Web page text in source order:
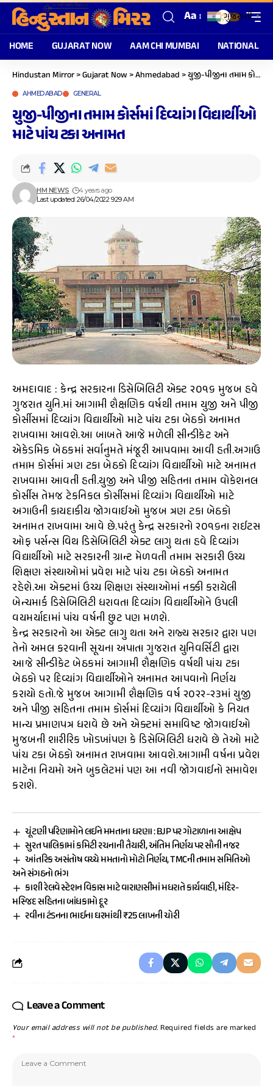
Aa
HOME GUJARAT NOW AAM CHI MUMBAI NATIONAL
Hindustan Mirror>Gujarat Now>Ahmedabad>યુજી-પીજીના તમામ કોર્સમાં દિવ્યાંગ વિદ્યાર્થીઓ માટે પાંચ ટકા અનામત
AHMEDABAD GENERAL
યુજી-પીજીના તમામ કોર્સમાં દિવ્યાંગ વિદ્યાર્થીઓ
માટે પાંચ ટકા અનામત
Last updated: 26/04/2022 9:29 AM
HM NEWS 4 years ago
અમદાવાદ : કેન્દ્ર સરકારના ડિસેબિલિટી એક્ટ ૨૦૧૬ મુજબ હવે
ગુજરાત યુનિ.માં આગામી શૈક્ષણિક વર્ષથી તમામ યુજી અને પીજી
કોર્સીસમાં દિવ્યાંગ વિદ્યાર્થીઓ માટે પાંચ ટકા બેઠકો અનામત
રાખવામા આવશે.આ બાબતે આજે મળેલી સીન્ડીકેટ અને
એકેડમિક બેઠકમાં સર્વાનુમતે મંજૂરી આપવામા આવી હતી.અગાઉ
તમામ કોર્સમાં ત્રણ ટકા બેઠકો દિવ્યાંગ વિદ્યાર્થીઓ માટે અનામત
રાખવામા આવતી હતી.યુજી અને પીજી સહિતના તમામ વોકેશનલ
કોર્સીસ તેમજ ટેકનિકલ કોર્સીસમાં દિવ્યાંગ વિદ્યાર્થીઓ માટે
અગાઉની કાયદાકીય જોગવાઈઓ મુજબ ત્રણ ટકા બેઠકો
અનામત રાખવામા આવે છે.પરંતુ કેન્દ્ર સરકારનો ૨૦૧૬ના રાઈટસ
ઓફ પર્સન્સ વિથ ડિસેબિલિટી એક્ટ લાગુ થતા હવે દિવ્યાંગ
વિદ્યાર્થીઓ માટે સરકારની ગ્રાન્ટ મેળવતી તમામ સરકારી ઉચ્ચ
શિક્ષણ સંસ્થાઓમાં પ્રવેશ માટે પાંચ ટકા બેઠકો અનામત
રહેશે.આ એક્ટમાં ઉચ્ચ શિક્ષણ સંસ્થાઓમાં નક્કી કરાયેલી
બેન્ચમાર્ક ડિસેબિલિટી ધરાવતા દિવ્યાંગ વિદ્યાર્થીઓને ઉપલી
વયમર્યાદામાં પાંચ વર્ષની છુટ પણ મળશે.
કેન્દ્ર સરકારનો આ એક્ટ લાગુ થતા અને રાજ્ય સરકાર દ્વારા પણ
તેનો અમલ કરવાની સૂચના અપાતા ગુજરાત યુનિવર્સિટી દ્વારા
આજે સીન્ડીકેટ બેઠકમાં આગામી શૈક્ષણિક વર્ષથી પાંચ ટકા
બેઠકો પર દિવ્યાંગ વિદ્યાર્થીઓને અનામત આપવાનો નિર્ણય
કરાયો હતો.જે મુજબ આગામી શૈક્ષણિક વર્ષ ૨૦૨૨-૨૩માં યુજી
અને પીજી સહિતના તમામ કોર્સમાં દિવ્યાંગ વિદ્યાર્થીઓ કે નિયત
માન્ય પ્રમાણપત્ર ધરાવે છે અને એક્ટમાં સમાવિષ્ટ જોગવાઈઓ
મુજબની શારીરિક ખોડખાંપણ કે ડિસેબિલિટી ધરાવે છે તેઓ માટે
પાંચ ટકા બેઠકો અનામત રાખવામા આવશે.આગામી વર્ષના પ્રવેશ
માટેના નિયમો અને બુકલેટમાં પણ આ નવી જોગવાઈનો સમાવેશ
કરાશે.
ચૂંટણી પરિણામોને લઈને મમતાના ધરણા : BJP પર ગોટાળાના આક્ષેપ
સુરત પાલિકામાં કમિટી રચનાની તૈયારી, અંતિમ નિર્ણય પર સૌની નજર
આંતરિક અસંતોષ વચ્ચે મમતાનો મોટો નિર્ણય, TMCની તમામ સમિતિઓ
અને સંગઠનો ભંગ
કાશી રેલવે સ્ટેશન વિકાસ માટે વારાણસીમાં મધરાતે કાર્યવાહી, મંદિર-
મસ્જિદ સહિતના બાંધકામો દૂર
રવીના ટંડનના ભાઈના ઘરમાંથી ₹25 લાખની ચોરી
Leave a Comment
Your email address will not be published. Required fields are marked
*
ગુજરાતી ▼